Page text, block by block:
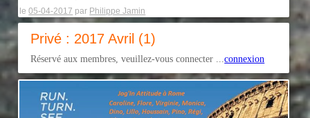
le05-04-2017 par Philippe Jamin
Privé : 2017 Avril (1)
Réservé aux membres, veuillez-vous connecter ...connexion